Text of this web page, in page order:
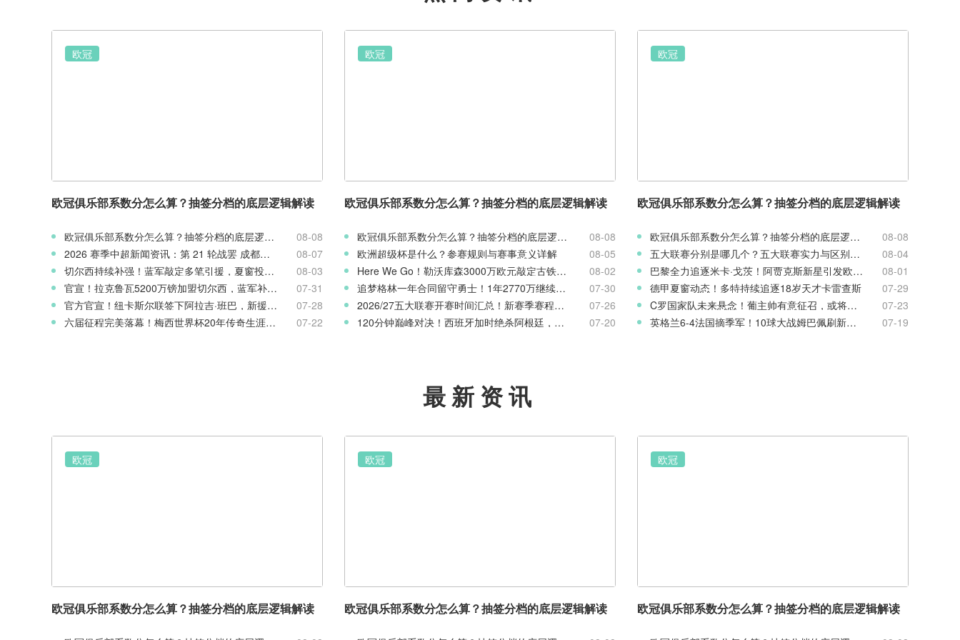
欧冠
欧冠俱乐部系数分怎么算？抽签分档的底层逻辑解读
欧冠俱乐部系数分怎么算？抽签分档的底层逻辑解读
08-08
2026 赛季中超新闻资讯：第 21 轮战罢 成都蓉城领跑 津门虎读秒绝杀
08-07
切尔西持续补强！蓝军敲定多笔引援，夏窗投入稳居英超前列
08-03
官宣！拉克鲁瓦5200万镑加盟切尔西，蓝军补强后防线
07-31
官方官宣！纽卡斯尔联签下阿拉吉·班巴，新援身披8号战袍
07-28
六届征程完美落幕！梅西世界杯20年传奇生涯完整回顾
07-22
欧冠
欧冠俱乐部系数分怎么算？抽签分档的底层逻辑解读
欧冠俱乐部系数分怎么算？抽签分档的底层逻辑解读
08-08
欧洲超级杯是什么？参赛规则与赛事意义详解
08-05
Here We Go！勒沃库森3000万欧元敲定古铁雷斯，寻找格里马尔多继任者
08-02
追梦格林一年合同留守勇士！1年2770万继续搭档库里
07-30
2026/27五大联赛开赛时间汇总！新赛季赛程官宣
07-26
120分钟巅峰对决！西班牙加时绝杀阿根廷，斩获2026世界杯冠军
07-20
欧冠
欧冠俱乐部系数分怎么算？抽签分档的底层逻辑解读
欧冠俱乐部系数分怎么算？抽签分档的底层逻辑解读
08-08
五大联赛分别是哪几个？五大联赛实力与区别科普
08-04
巴黎全力追逐米卡·戈茨！阿贾克斯新星引发欧冠豪门争夺
08-01
德甲夏窗动态！多特持续追逐18岁天才卡雷查斯
07-29
C罗国家队未来悬念！葡主帅有意征召，或将出战欧国联
07-23
英格兰6-4法国摘季军！10球大战姆巴佩刷新世界杯纪录
07-19
最新资讯
欧冠
欧冠俱乐部系数分怎么算？抽签分档的底层逻辑解读
欧冠
欧冠俱乐部系数分怎么算？抽签分档的底层逻辑解读
欧冠
欧冠俱乐部系数分怎么算？抽签分档的底层逻辑解读